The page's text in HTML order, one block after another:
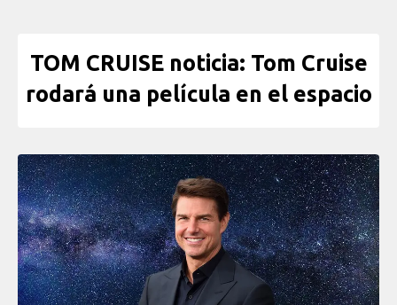
TOM CRUISE noticia: Tom Cruise
rodará una película en el espacio